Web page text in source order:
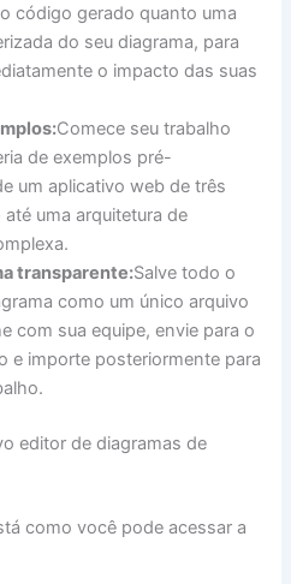
código gerado quanto uma
do seu diagrama, para
o impacto das suas
Comece seu trabalho
de exemplos pré-
um aplicativo web de três
uma arquitetura de
transparente:Salve todo o
como um único arquivo
com sua equipe, envie para o
e importe posteriormente para
editor de diagramas de
como você pode acessar a